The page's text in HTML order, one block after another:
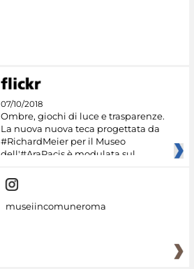
07/10/2018
Ombre, giochi di luce e trasparenze.
La nuova nuova teca progettata da
#RichardMeier per il Museo
dell'#AraPacis è modulata sul
museiincomuneroma